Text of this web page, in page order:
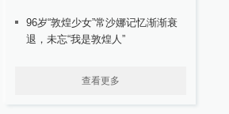
96岁“敦煌少女”常沙娜记忆渐渐衰
退，未忘“我是敦煌人”
查看更多